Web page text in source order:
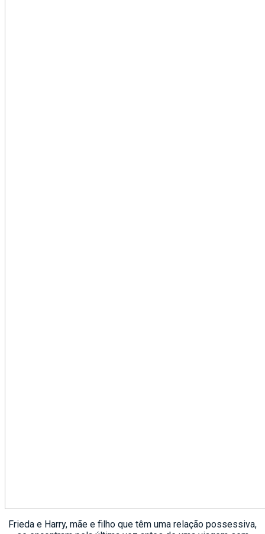
Frieda e Harry, mãe e filho que têm uma relação possessiva,